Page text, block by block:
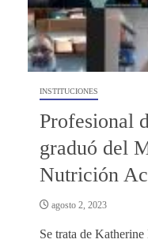
INSTITUCIONES
Profesional
graduó del
Nutrición
agosto 2, 2023
Se trata de